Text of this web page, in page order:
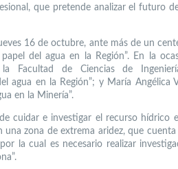
que pretende analizar el futuro
16 de octubre, ante más de un
del agua en la Región”. En la
Facultad de Ciencias de
agua en la Región”; y María Angélica
en la Minería”.
cuidar e investigar el recurso hídrico
una zona de extrema aridez, que cuenta
la cual es necesario realizar